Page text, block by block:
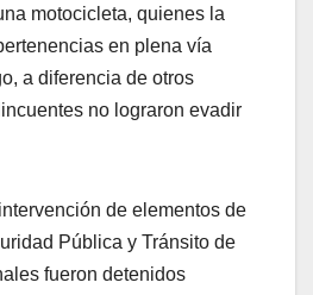
motocicleta, quienes la
en plena vía
a diferencia de otros
no lograron evadir
de elementos de
Pública y Tránsito de
fueron detenidos